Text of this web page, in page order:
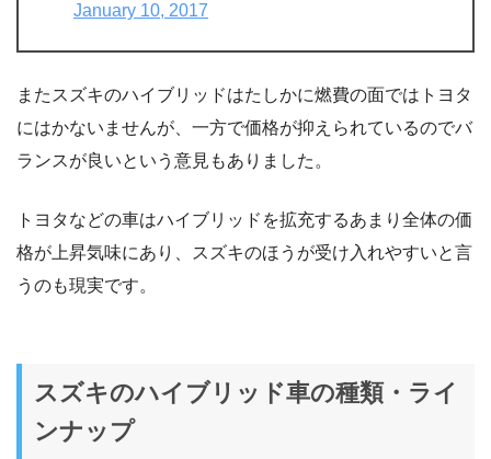
January 10, 2017
またスズキのハイブリッドはたしかに燃費の面ではトヨタ
にはかないませんが、一方で価格が抑えられているのでバ
ランスが良いという意見もありました。
トヨタなどの車はハイブリッドを拡充するあまり全体の価
格が上昇気味にあり、スズキのほうが受け入れやすいと言
うのも現実です。
スズキのハイブリッド車の種類・ライ
ンナップ